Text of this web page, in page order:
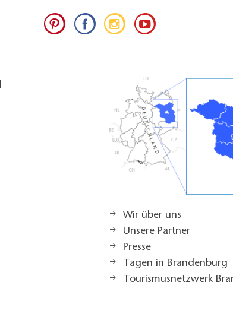
Wir über uns
Unsere Partner
Presse
Tagen in Brandenburg
Tourismusnetzwerk